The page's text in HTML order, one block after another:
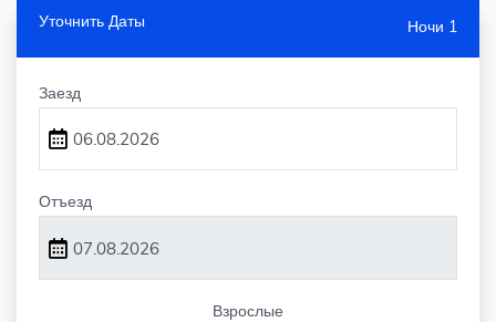
Уточнить Даты Ночи 1
Заезд
Отъезд
Взрослые